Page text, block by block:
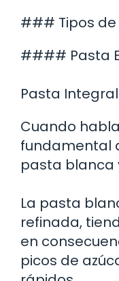
### Tipos de
#### Pasta
Pasta Integral
Cuando
fundamental
pasta blanca
La pasta
refinada,
en
picos de